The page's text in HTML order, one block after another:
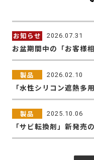
お知らせ 2026.07.31
お盆期間中の「お客様
製品 2026.02.10
「水性シリコン遮熱多
製品 2025.10.06
「サビ転換剤」新発売